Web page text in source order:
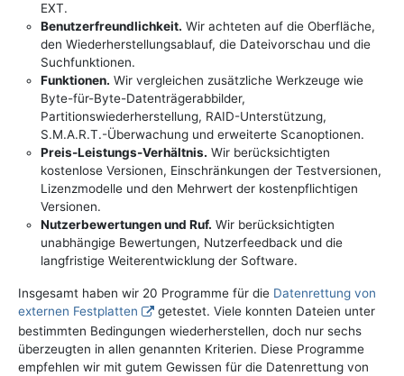
EXT.
Benutzerfreundlichkeit. Wir achteten auf die Oberfläche,
den Wiederherstellungsablauf, die Dateivorschau und die
Suchfunktionen.
Funktionen. Wir vergleichen zusätzliche Werkzeuge wie
Byte-für-Byte-Datenträgerabbilder,
Partitionswiederherstellung, RAID-Unterstützung,
S.M.A.R.T.-Überwachung und erweiterte Scanoptionen.
Preis-Leistungs-Verhältnis. Wir berücksichtigten
kostenlose Versionen, Einschränkungen der Testversionen,
Lizenzmodelle und den Mehrwert der kostenpflichtigen
Versionen.
Nutzerbewertungen und Ruf. Wir berücksichtigten
unabhängige Bewertungen, Nutzerfeedback und die
langfristige Weiterentwicklung der Software.
Insgesamt haben wir 20 Programme für die Datenrettung von
externen Festplatten
getestet. Viele konnten Dateien unter
bestimmten Bedingungen wiederherstellen, doch nur sechs
überzeugten in allen genannten Kriterien. Diese Programme
empfehlen wir mit gutem Gewissen für die Datenrettung von